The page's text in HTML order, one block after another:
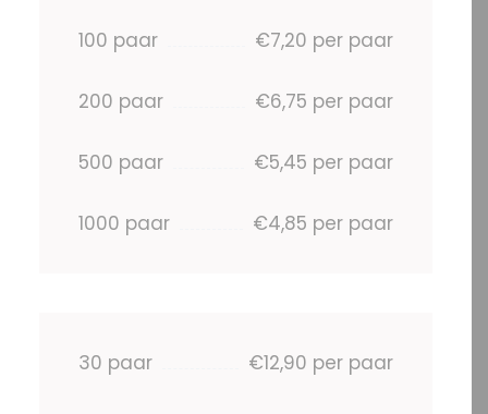
100 paar €7,20 per paar
200 paar €6,75 per paar
500 paar €5,45 per paar
1000 paar €4,85 per paar
30 paar €12,90 per paar